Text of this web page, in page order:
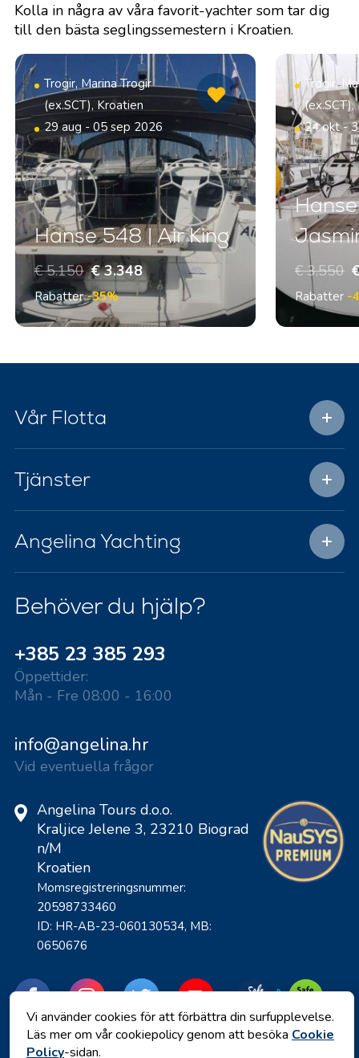
Kolla in några av våra favorit-yachter som tar dig
till den bästa seglingssemestern i Kroatien.
Trogir, Marina Trogir
(ex.SCT), Kroatien
29 aug - 05 sep 2026
Hanse 548 | Air King
€ 5.150 € 3.348
Rabatter-35%
Trogir,
24 okt -
€ 3.550
Rabatter -
Vår Flotta
Tjänster
Angelina Yachting
Behöver du hjälp?
+385 23 385 293
Öppettider:
Mån - Fre 08:00 - 16:00
info@angelina.hr
Vid eventuella frågor
Angelina Tours d.o.o.
Kraljice Jelene 3, 23210 Biograd
n/M
Kroatien
Momsregistreringsnummer:
20598733460
ID: HR-AB-23-060130534, MB:
0650676
Vi använder cookies för att förbättra din surfupplevelse.
Läs mer om vår cookiepolicy genom att besöka Cookie
Policy-sidan.